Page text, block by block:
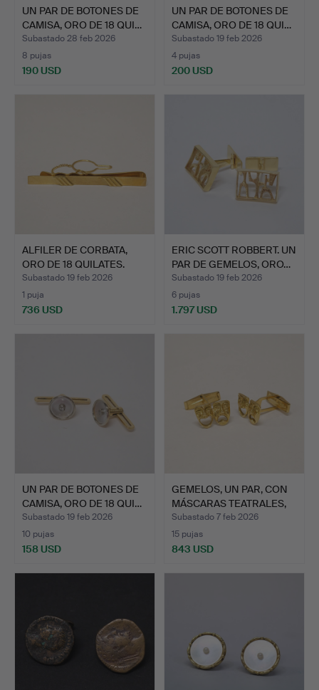
UN PAR DE BOTONES DE
CAMISA, ORO DE 18 QUI…
Subastado 28 feb 2026
8 pujas
190 USD
UN PAR DE BOTONES DE
CAMISA, ORO DE 18 QUI…
Subastado 19 feb 2026
4 pujas
200 USD
ALFILER DE CORBATA,
ORO DE 18 QUILATES.
Subastado 19 feb 2026
1 puja
736 USD
ERIC SCOTT ROBBERT. UN
PAR DE GEMELOS, ORO…
Subastado 19 feb 2026
6 pujas
1.797 USD
UN PAR DE BOTONES DE
CAMISA, ORO DE 18 QUI…
Subastado 19 feb 2026
10 pujas
158 USD
GEMELOS, UN PAR, CON
MÁSCARAS TEATRALES,
O…
Subastado 7 feb 2026
15 pujas
843 USD